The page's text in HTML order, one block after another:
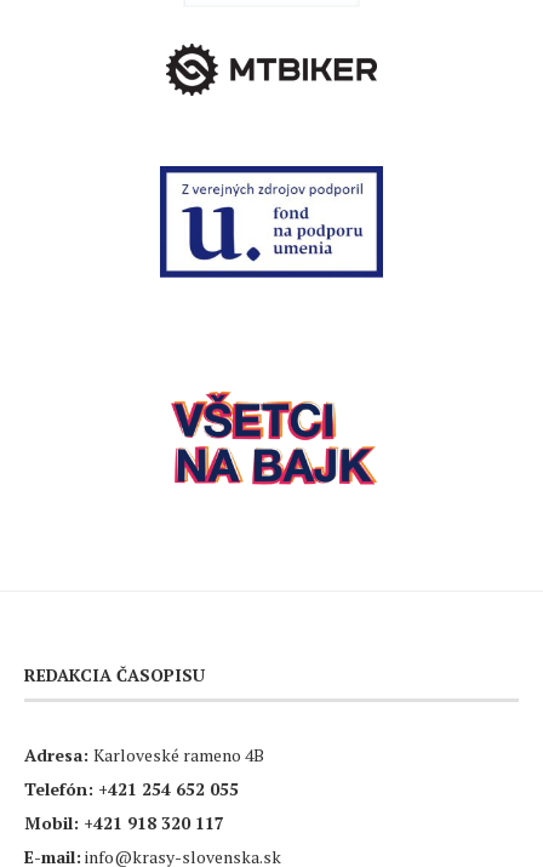
REDAKCIA ČASOPISU
Adresa: Karloveské rameno 4B
Telefón: +421 254 652 055
Mobil: +421 918 320 117
E-mail: info@krasy-slovenska.sk